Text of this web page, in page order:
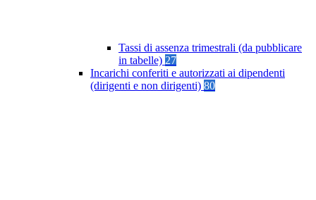
Tassi di assenza trimestrali (da pubblicare
in tabelle) 27
Incarichi conferiti e autorizzati ai dipendenti
(dirigenti e non dirigenti) 80